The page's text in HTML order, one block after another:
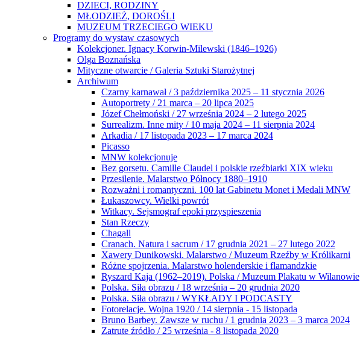
DZIECI, RODZINY
MŁODZIEŻ, DOROŚLI
MUZEUM TRZECIEGO WIEKU
Programy do wystaw czasowych
Kolekcjoner. Ignacy Korwin-Milewski (1846–1926)
Olga Boznańska
Mityczne otwarcie / Galeria Sztuki Starożytnej
Archiwum
Czarny karnawał / 3 października 2025 – 11 stycznia 2026
Autoportrety / 21 marca – 20 lipca 2025
Józef Chełmoński / 27 września 2024 – 2 lutego 2025
Surrealizm. Inne mity / 10 maja 2024 – 11 sierpnia 2024
Arkadia / 17 listopada 2023 – 17 marca 2024
Picasso
MNW kolekcjonuje
Bez gorsetu. Camille Claudel i polskie rzeźbiarki XIX wieku
Przesilenie. Malarstwo Północy 1880–1910
Rozważni i romantyczni. 100 lat Gabinetu Monet i Medali MNW
Łukaszowcy. Wielki powrót
Witkacy. Sejsmograf epoki przyspieszenia
Stan Rzeczy
Chagall
Cranach. Natura i sacrum / 17 grudnia 2021 – 27 lutego 2022
Xawery Dunikowski. Malarstwo / Muzeum Rzeźby w Królikarni
Różne spojrzenia. Malarstwo holenderskie i flamandzkie
Ryszard Kaja (1962–2019). Polska / Muzeum Plakatu w Wilanowie
Polska. Siła obrazu / 18 września – 20 grudnia 2020
Polska. Siła obrazu / WYKŁADY I PODCASTY
Fotorelacje. Wojna 1920 / 14 sierpnia - 15 listopada
Bruno Barbey. Zawsze w ruchu / 1 grudnia 2023 – 3 marca 2024
Zatrute źródło / 25 września - 8 listopada 2020